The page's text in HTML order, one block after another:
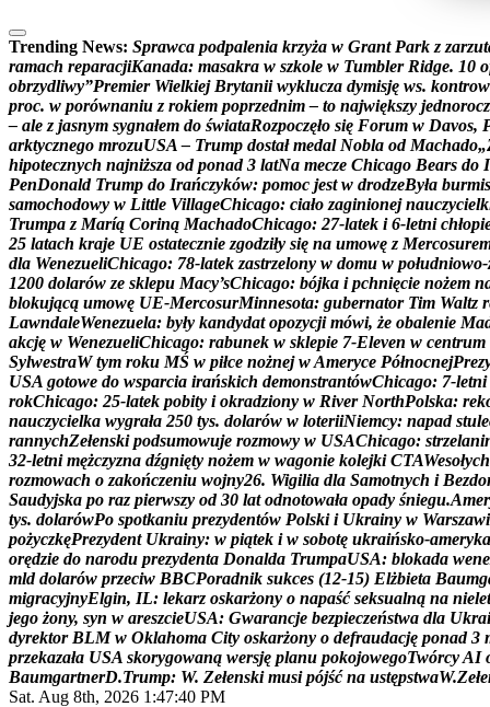
Trending News: Sprawca podpalenia krzyża w Grant Park z zarzut
ramach reparacjiKanada: masakra w szkole w Tumbler Ridge. 10 o
obrzydliwy”Premier Wielkiej Brytanii wyklucza dymisję ws. kontrow
proc. w porównaniu z rokiem poprzednim – to największy jednorocz
– ale z jasnym sygnałem do świataRozpoczęło się Forum w Davos,
arktycznego mrozuUSA – Trump dostał medal Nobla od Machado„
hipotecznych najniższa od ponad 3 latNa mecze Chicago Bears do I
PenDonald Trump do Irańczyków: pomoc jest w drodzeByła burmis
samochodowy w Little VillageChicago: ciało zaginionej nauczycielk
Trumpa z Maríą Coriną MachadoChicago: 27-latek i 6-letni chłopi
25 latach kraje UE ostatecznie zgodziły się na umowę z Mercosure
dla WenezueliChicago: 78-latek zastrzelony w domu w południowo-
1200 dolarów ze sklepu Macy’sChicago: bójka i pchnięcie nożem n
blokującą umowę UE-MercosurMinnesota: gubernator Tim Waltz r
LawndaleWenezuela: były kandydat opozycji mówi, że obalenie Ma
akcję w WenezueliChicago: rabunek w sklepie 7-Eleven w centrum
SylwestraW tym roku MŚ w piłce nożnej wAmeryce PółnocnejPrez
USA gotowe do wsparcia irańskich demonstrantówChicago: 7-letni
rokChicago: 25-latek pobity i okradziony w River NorthPolska: rek
nauczycielka wygrała 250 tys. dolarów w loteriiNiemcy: napad stule
rannychZełenski podsumowuje rozmowy w USAChicago: strzelani
32-letni mężczyzna dźgnięty nożem w wagonie kolejki CTAWesołych
rozmowach o zakończeniu wojny26. Wigilia dla Samotnych i Bezdo
Saudyjska po raz pierwszy od 30 lat odnotowała opady śniegu.Amer
tys. dolarówPo spotkaniu prezydentów Polski i Ukrainy w Warszawi
pożyczkęPrezydent Ukrainy: w piątek i w sobotę ukraińsko-ameryka
orędzie do narodu prezydenta Donalda TrumpaUSA: blokada wene
mld dolarów przeciw BBCPoradnik sukces (12-15) Elżbieta Baumg
migracyjnyElgin, IL: lekarz oskarżony o napaść seksualną na nielet
jego żony, syn w areszcieUSA: Gwarancje bezpieczeństwa dla Ukrai
dyrektor BLM w Oklahoma City oskarżony o defraudację ponad 3
przekazała USA skorygowaną wersję planu pokojowegoTwórcyAI
BaumgartnerD.Trump: W. Zełenski musi pójść na ustępstwaW.Zełe
Sat. Aug 8th, 2026 1:47:42 PM